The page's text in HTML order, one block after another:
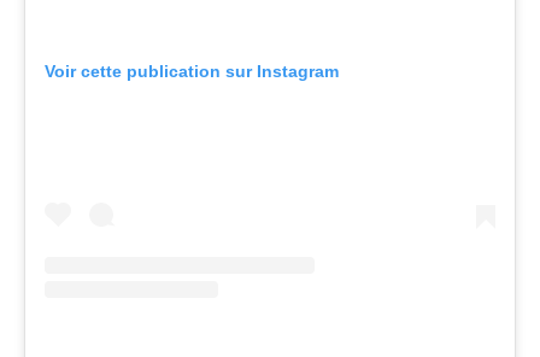
Voir cette publication sur Instagram